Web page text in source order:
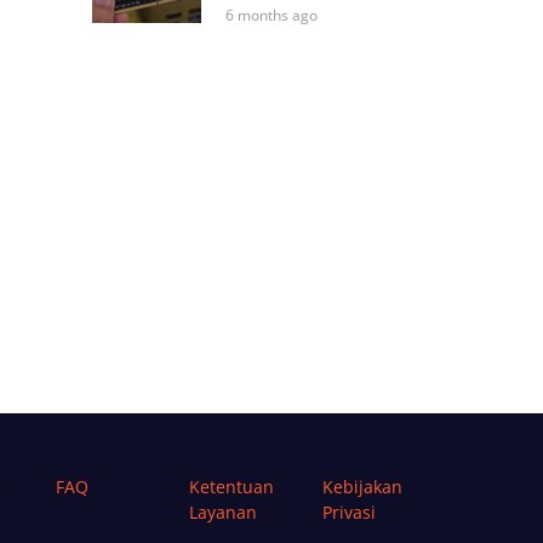
6 months ago
FAQ
Ketentuan
Layanan
Kebijakan
Privasi